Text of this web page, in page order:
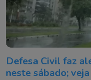
Defesa Civil faz
neste sábado;